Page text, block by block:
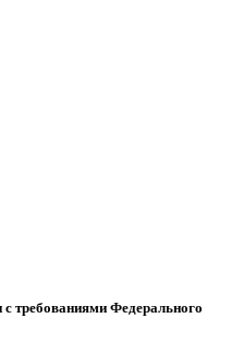
с требованиями Федерального